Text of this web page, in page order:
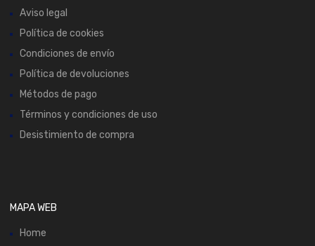
Aviso legal
Política de cookies
Condiciones de envío
Política de devoluciones
Métodos de pago
Términos y condiciones de uso
Desistimiento de compra
MAPA WEB
Home